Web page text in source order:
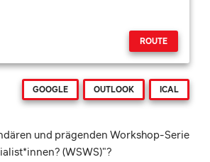
und prägenden Workshop-Serie
(WSWS)"?
ROUTE
GOOGLE OUTLOOK ICAL